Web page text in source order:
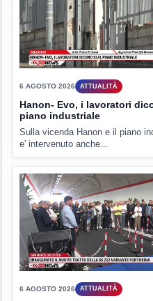
Hanon- Evo, i lavoratori
piano industriale
Sulla vicenda Hanon e il piano
e' intervenuto anche...